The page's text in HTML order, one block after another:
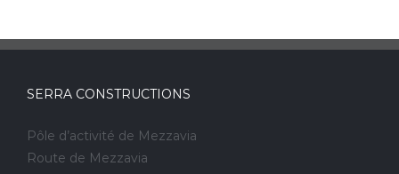
SERRA CONSTRUCTIONS
Pôle d’activité de Mezzavia
Route de Mezzavia